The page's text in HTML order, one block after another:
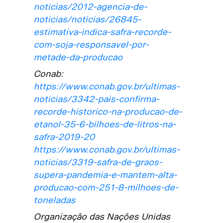
noticias/2012-agencia-de-
noticias/noticias/26845-
estimativa-indica-safra-recorde-
com-soja-responsavel-por-
metade-da-producao
Conab:
https://www.conab.gov.br/ultimas-
noticias/3342-pais-confirma-
recorde-historico-na-producao-de-
etanol-35-6-bilhoes-de-litros-na-
safra-2019-20
https://www.conab.gov.br/ultimas-
noticias/3319-safra-de-graos-
supera-pandemia-e-mantem-alta-
producao-com-251-8-milhoes-de-
toneladas
Organização das Nações Unidas